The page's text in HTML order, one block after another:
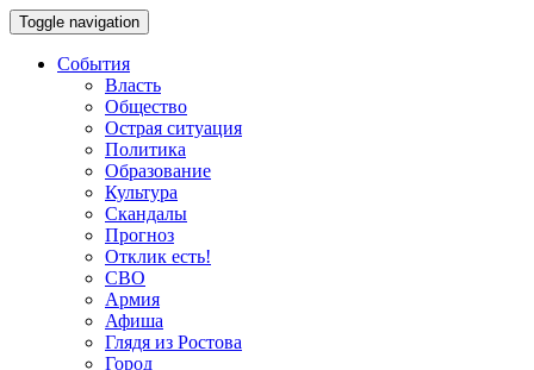
Toggle navigation
События
Власть
Общество
Острая ситуация
Политика
Образование
Культура
Скандалы
Прогноз
Отклик есть!
СВО
Армия
Афиша
Глядя из Ростова
Город